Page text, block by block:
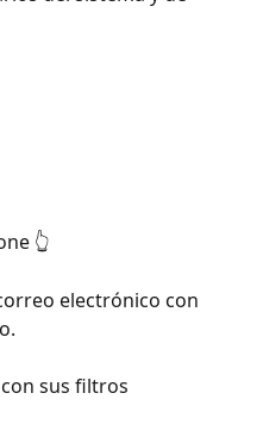
👆
electrónico con
sus filtros